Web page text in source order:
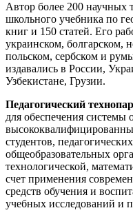
Автор более 200 научных
школьного учебника по
книг и 150 статей. Его
украинском, болгарском,
польском, сербском и
издавались в России,
Узбекистане, Грузии.
Педагогический
для обеспечения системы
студентов,
общеобразовательных
технологической,
счет применения
средств обучения и
учебных исследований и